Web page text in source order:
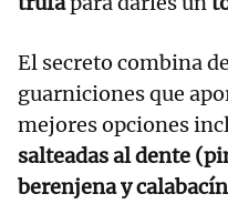
El secreto combina
guarniciones que
mejores opciones
salteadas al dente
berenjena y